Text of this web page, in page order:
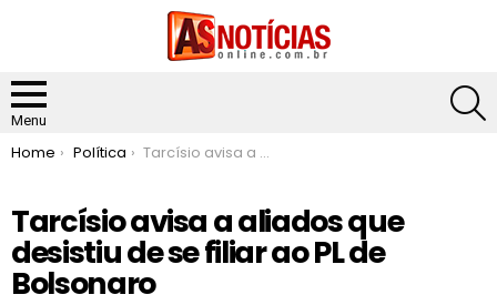
Menu
You are here:
Home Política Tarcísio avisa a aliados que desistiu de se filiar ao PL de Bolsonaro
Tarcísio avisa a aliados que
desistiu de se filiar ao PL de
Bolsonaro